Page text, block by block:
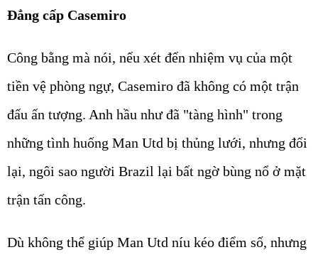
Đẳng cấp Casemiro
Công bằng mà nói, nếu xét đến nhiệm vụ của một
tiền vệ phòng ngự, Casemiro đã không có một trận
đấu ấn tượng. Anh hầu như đã "tàng hình" trong
những tình huống Man Utd bị thủng lưới, nhưng đổi
lại, ngôi sao người Brazil lại bất ngờ bùng nổ ở mặt
trận tấn công.
Dù không thể giúp Man Utd níu kéo điểm số, nhưng